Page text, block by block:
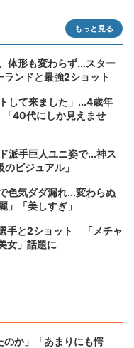
もっと見る
体形も変わらず...スター
ンドと最強2ショット
して来ました」...4歳年
40代にしか見えませ
派手巨人ユニ姿で...神ス
ビジュアル」
色気ダダ漏れ...変わらぬ
「美しすぎ」
手と2ショット 「メチャ
女」話題に
のか」「あまりにも愕